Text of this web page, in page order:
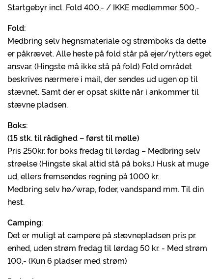
Startgebyr incl. Fold 400,- / IKKE medlemmer 500,-
Fold:
Medbring selv hegnsmateriale og strømboks da dette
er påkrævet. Alle heste på fold står på ejer/rytters eget
ansvar. (Hingste må ikke stå på fold) Fold området
beskrives nærmere i mail, der sendes ud ugen op til
stævnet. Samt der er opsat skilte når i ankommer til
stævne pladsen.
Boks:
(15 stk. til rådighed – først til mølle)
Pris 250kr. for boks fredag til lørdag – Medbring selv
strøelse (Hingste skal altid stå på boks.) Husk at muge
ud, ellers fremsendes regning på 1000 kr.
Medbring selv hø/wrap, foder, vandspand mm. Til din
hest.
Camping:
Det er muligt at campere på stævnepladsen pris pr.
enhed, uden strøm fredag til lørdag 50 kr. - Med strøm
100,- (Kun 6 pladser med strøm)